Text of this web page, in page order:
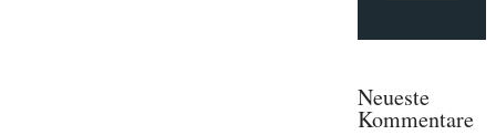
Neueste
Kommentare